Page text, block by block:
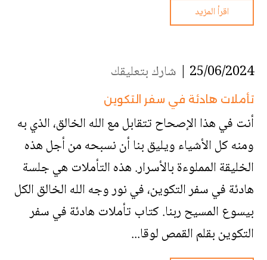
اقرأ المزيد
25/06/2024 | شارك بتعليقك
تأملات هادئة في سفر التكوين
أنت في هذا الإصحاح تتقابل مع الله الخالق، الذي به
ومنه كل الأشياء ويليق بنا أن نسبحه من أجل هذه
الخليقة المملوءة بالأسرار. هذه التأملات هي جلسة
هادئة في سفر التكوين، في نور وجه الله الخالق الكل
بيسوع المسيح ربنا. كتاب تأملات هادئة في سفر
التكوين بقلم القمص لوقا...